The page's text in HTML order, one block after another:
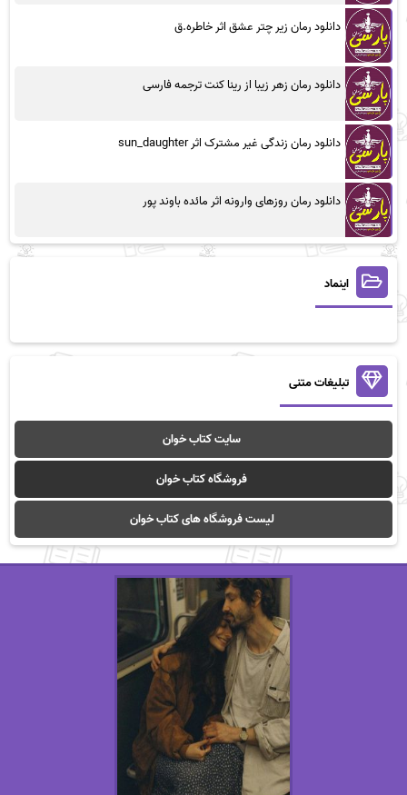
دانلود رمان زیر چتر عشق اثر خاطره.ق
دانلود رمان زهر زیبا از رینا کنت ترجمه فارسی
دانلود رمان زندگی غیر مشترک اثر sun_daughter
دانلود رمان روزهای وارونه اثر مائده باوند پور
اینماد
تبلیغات متنی
سایت کتاب خوان
فروشگاه کتاب خوان
لیست فروشگاه های کتاب خوان